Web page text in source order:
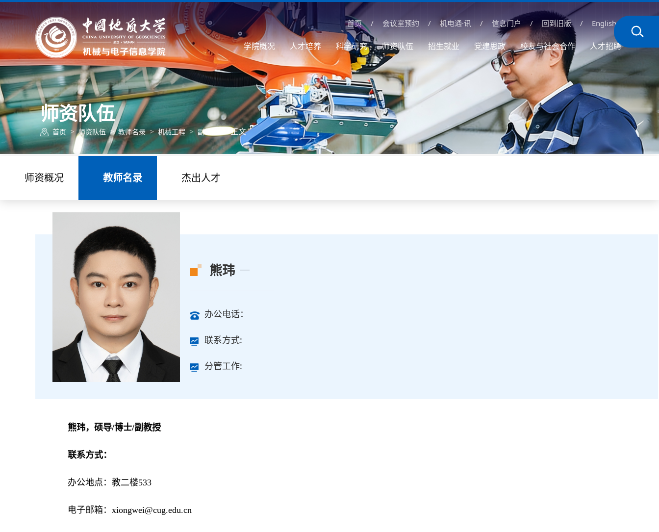
首页 / 会议室预约 / 机电通·讯 / 信息门户 / 回到旧版 / English
学院概况 人才培养 科学研究 师资队伍 招生就业 党建思政 校友与社会合作 人才招聘
师资队伍
首页 >师资队伍>教师名录>机械工程> 副教授 > 正文
师资概况 教师名录 杰出人才
熊玮
办公电话：
联系方式:
分管工作:
熊玮，硕导/博士/副教授
联系方式：
办公地点：教二楼533
电子邮箱： xiongwei@cug.edu.cn